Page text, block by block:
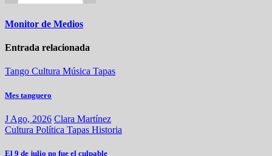
Monitor de Medios
Entrada relacionada
Tango Cultura Música Tapas
Mes tanguero
J Ago, 2026 Clara Martínez
Cultura Política Tapas Historia
El 9 de julio no fue el culpable